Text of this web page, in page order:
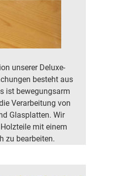
unserer Deluxe-
besteht aus
ist bewegungsarm
Verarbeitung von
Glasplatten. Wir
mit einem
zu bearbeiten.